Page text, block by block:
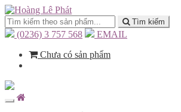
Tìm kiếm
(0236) 3 757 568
EMAIL
Chưa có sản phẩm